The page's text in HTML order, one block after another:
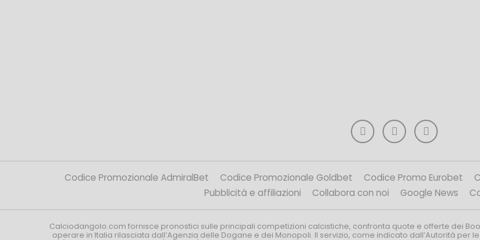
Codice Promozionale AdmiralBet Codice Promozionale Goldbet Codice Promo Eurobet
Pubblicità e affiliazioni
Collabora con noi Google News
Calciodangolo.com fornisce pronostici sulle principali competizioni calcistiche, confronta quote e offerte dei
operare in Italia rilasciata dall’Agenzia delle Dogane e dei Monopoli. Il servizio, come indicato dall’Autorità per